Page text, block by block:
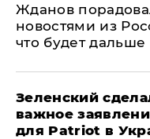
Жданов
новостями из
что будет дальше
Зеленский
важное
для Patriot в